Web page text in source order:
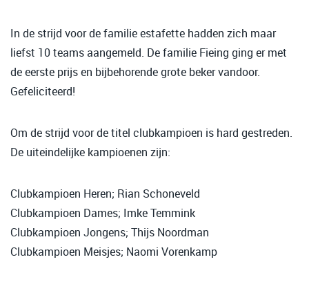
In de strijd voor de familie estafette hadden zich maar
liefst 10 teams aangemeld. De familie Fieing ging er met
de eerste prijs en bijbehorende grote beker vandoor.
Gefeliciteerd!
Om de strijd voor de titel clubkampioen is hard gestreden.
De uiteindelijke kampioenen zijn:
Clubkampioen Heren; Rian Schoneveld
Clubkampioen Dames; Imke Temmink
Clubkampioen Jongens; Thijs Noordman
Clubkampioen Meisjes; Naomi Vorenkamp